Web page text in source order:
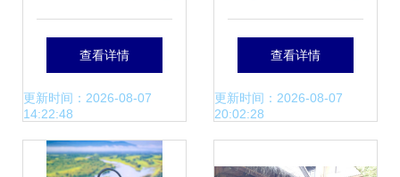
主沉浮？
查看详情
更新时间：2026-08-07
14:22:48
旅游文创产品设计
大赛获奖名单揭晓
查看详情
更新时间：2026-08-07
20:02:28